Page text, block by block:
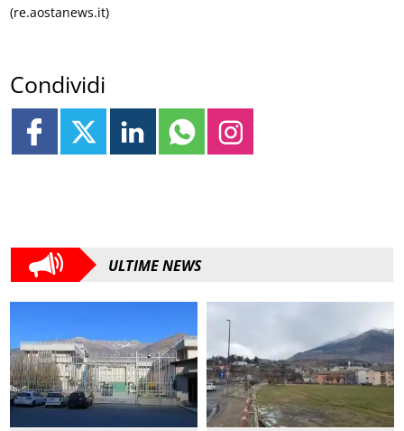
(re.aostanews.it)
Condividi
ULTIME NEWS